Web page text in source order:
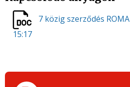
7 közig szerződés ROMA
15:17